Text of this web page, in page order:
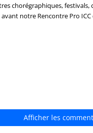
chorégraphiques,
notre Rencontre Pro
Afficher les